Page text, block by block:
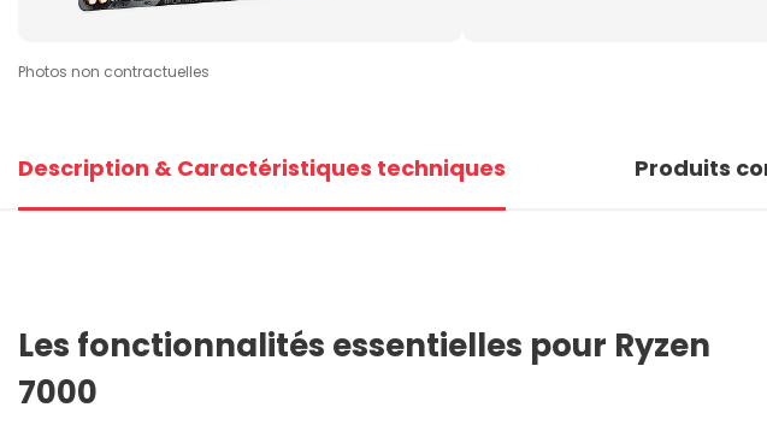
Photos non contractuelles
Description & Caractéristiques techniques Produits
Les fonctionnalités essentielles pour Ryzen
7000